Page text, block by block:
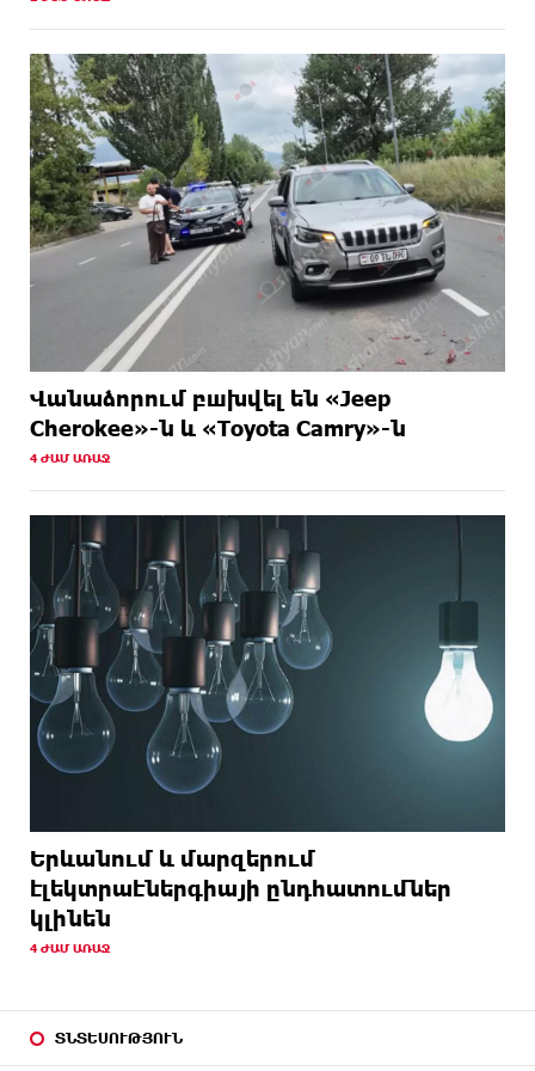
Վանաձորում բшխվել են «Jeep
Cherokee»-ն և «Toyota Camry»-ն
4 ԺԱՄ ԱՌԱՋ
Երևանում և մարզերում
էլեկտրաէներգիայի ընդհատումներ
կլինեն
4 ԺԱՄ ԱՌԱՋ
ՏՆՏԵՍՈՒԹՅՈՒՆ